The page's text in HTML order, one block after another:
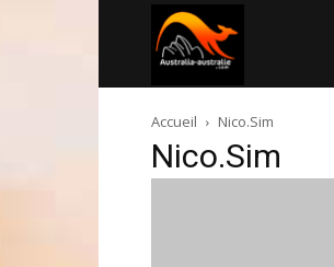
australie.com
Accueil Nico.Sim
Nico.Sim